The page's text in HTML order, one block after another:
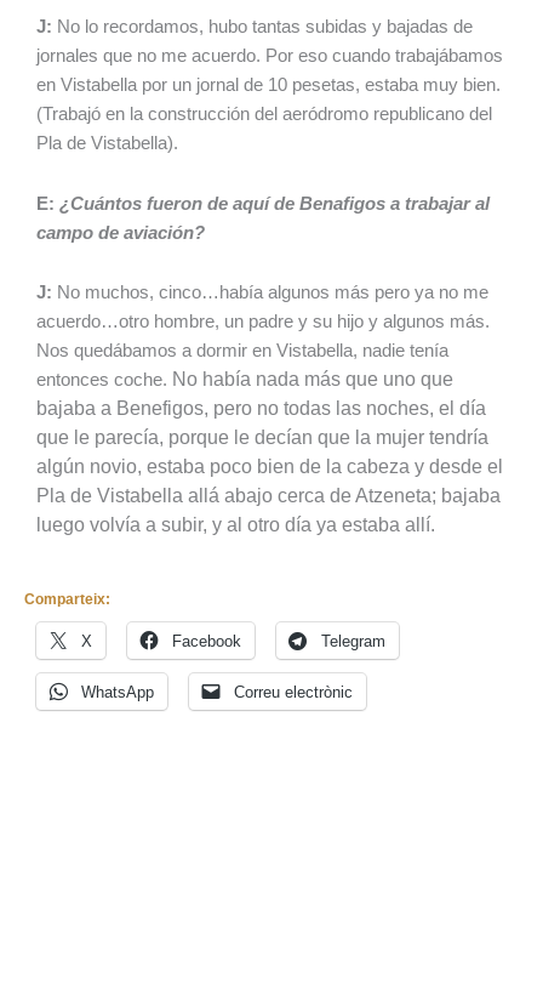
J: No lo recordamos, hubo tantas subidas y bajadas de
jornales que no me acuerdo. Por eso cuando trabajábamos
en Vistabella por un jornal de 10 pesetas, estaba muy bien.
(Trabajó en la construcción del aeródromo republicano del
Pla de Vistabella).
E: ¿Cuántos fueron de aquí de Benafigos a trabajar al
campo de aviación?
J: No muchos, cinco…había algunos más pero ya no me
acuerdo…otro hombre, un padre y su hijo y algunos más.
Nos quedábamos a dormir en Vistabella, nadie tenía
entonces coche. No había nada más que uno que
bajaba a Benefigos, pero no todas las noches, el día
que le parecía, porque le decían que la mujer tendría
algún novio, estaba poco bien de la cabeza y desde el
Pla de Vistabella allá abajo cerca de Atzeneta; bajaba
luego volvía a subir, y al otro día ya estaba allí.
Comparteix:
X Facebook Telegram
WhatsApp Correu electrònic